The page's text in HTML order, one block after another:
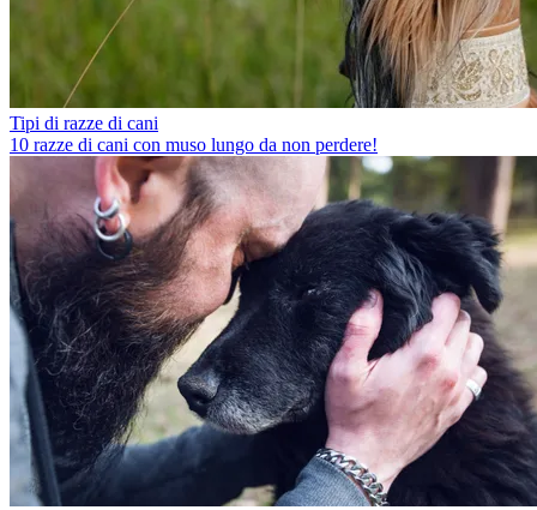
Tipi di razze di cani
10 razze di cani con muso lungo da non perdere!